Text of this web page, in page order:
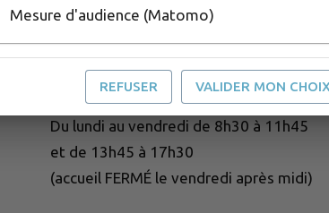
HORAIRES D'OUVERTURE
Services administratifs de la CFD :
Du lundi au vendredi de 8h30 à 11h45
et de 13h45 à 17h30
(accueil FERMÉ le vendredi après midi)
Mesure d'audience (Matomo)
REFUSER VALIDER MON CHOIX